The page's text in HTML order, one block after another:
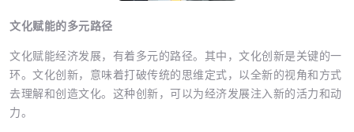
文化赋能的多元路径
文化赋能经济发展，有着多元的路径。其中，文化创新是关键的一
环。文化创新，意味着打破传统的思维定式，以全新的视角和方式
去理解和创造文化。这种创新，可以为经济发展注入新的活力和动
力。